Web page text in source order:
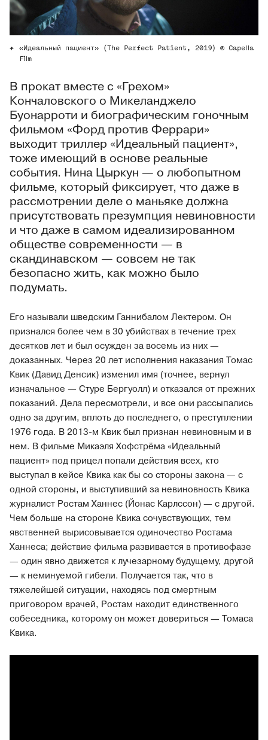
«Идеальный пациент» (The Perfect Patient, 2019) © Capella
Film
В прокат вместе с «Грехом»
Кончаловского о Микеланджело
Буонарроти и биографическим гоночным
фильмом «Форд против Феррари»
выходит триллер «Идеальный пациент»,
тоже имеющий в основе реальные
события. Нина Цыркун — о любопытном
фильме, который фиксирует, что даже в
рассмотрении деле о маньяке должна
присутствовать презумпция невиновности
и что даже в самом идеализированном
обществе современности — в
скандинавском — совсем не так
безопасно жить, как можно было
подумать.
Его называли шведским Ганнибалом Лектером. Он
признался более чем в 30 убийствах в течение трех
десятков лет и был осужден за восемь из них —
доказанных. Через 20 лет исполнения наказания Томас
Квик (Давид Денсик) изменил имя (точнее, вернул
изначальное — Стуре Бергуолл) и отказался от прежних
показаний. Дела пересмотрели, и все они рассыпались
одно за другим, вплоть до последнего, о преступлении
1976 года. В 2013-м Квик был признан невиновным и в
нем. В фильме Микаэля Хофстрёма «Идеальный
пациент» под прицел попали действия всех, кто
выступал в кейсе Квика как бы со стороны закона — с
одной стороны, и выступивший за невиновность Квика
журналист Ростам Ханнес (Йонас Карлссон) — с другой.
Чем больше на стороне Квика сочувствующих, тем
явственней вырисовывается одиночество Ростама
Ханнеса; действие фильма развивается в противофазе
— один явно движется к лучезарному будущему, другой
— к неминуемой гибели. Получается так, что в
тяжелейшей ситуации, находясь под смертным
приговором врачей, Ростам находит единственного
собеседника, которому он может довериться — Томаса
Квика.